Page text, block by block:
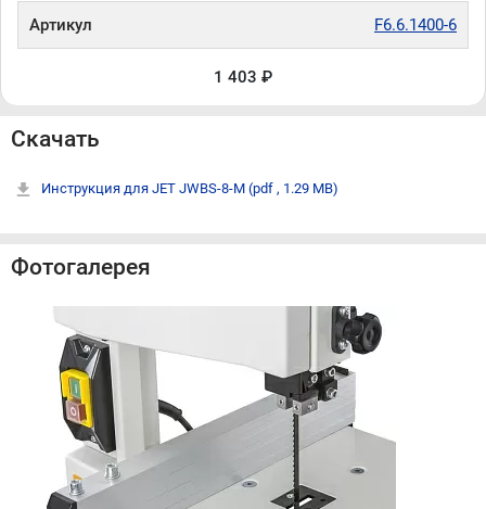
Артикул F6.6.1400-6
1 403 ₽
Скачать
Инструкция для JET JWBS-8-M (pdf , 1.29 MB)
Фотогалерея